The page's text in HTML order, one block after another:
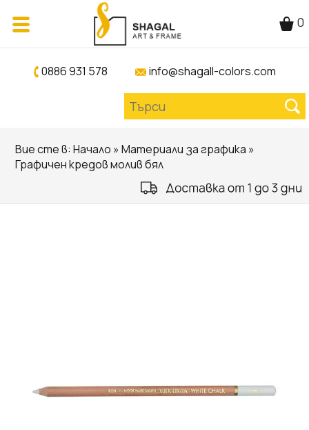
0
0886 931 578 info@shagall-colors.com
Вие сте в: Начало » Материали за графика »
Графичен кредов молив бял